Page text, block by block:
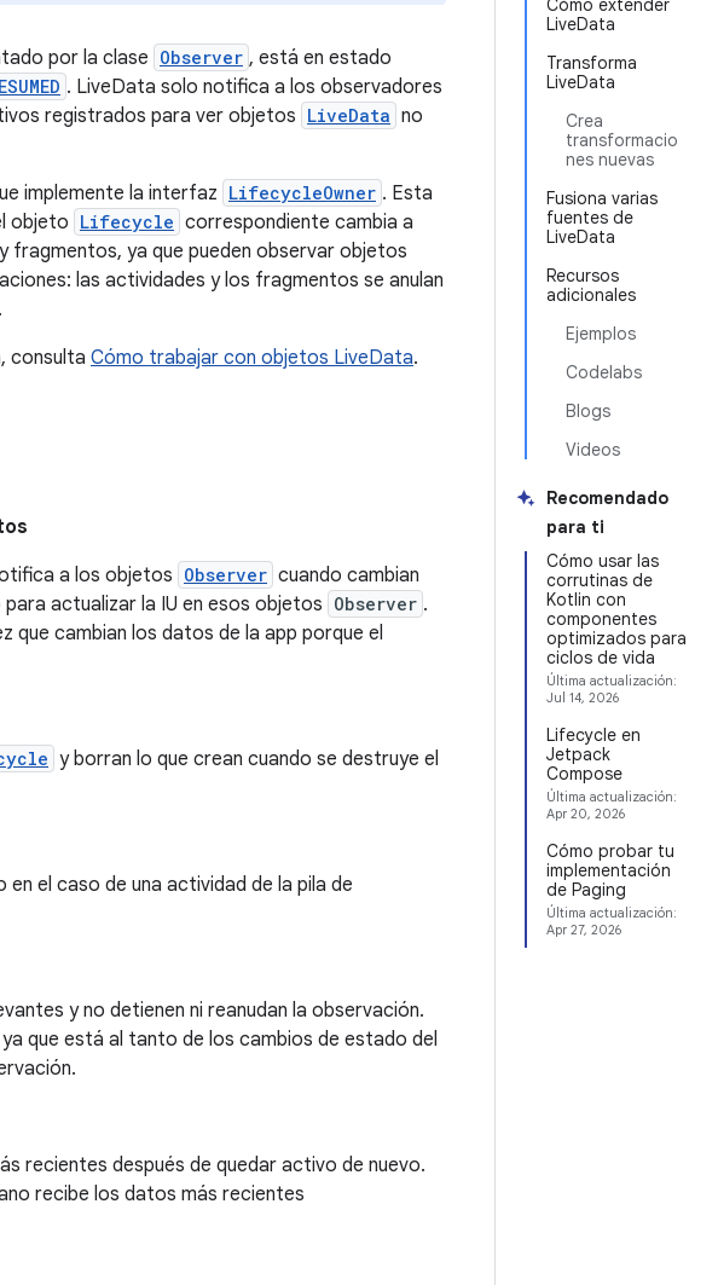
Cómo extender
LiveData
Transforma
LiveData
Crea
transformacio
nes nuevas
Fusiona varias
fuentes de
LiveData
Recursos
adicionales
Ejemplos
Codelabs
Blogs
Videos
Recomendado
para ti
Cómo usar las
corrutinas de
Kotlin con
componentes
optimizados para
ciclos de vida
Última actualización:
Jul 14, 2026
Lifecycle en
Jetpack
Compose
Última actualización:
Apr 20, 2026
Cómo probar tu
implementación
de Paging
Última actualización:
Apr 27, 2026
por la clase Observer , está en estado
. LiveData solo notifica a los observadores
registrados para ver objetos LiveData no
implemente la interfaz LifecycleOwner . Esta
objeto Lifecycle correspondiente cambia a
fragmentos, ya que pueden observar objetos
las actividades y los fragmentos se anulan
consulta Cómo trabajar con objetos LiveData.
a los objetos Observer cuando cambian
actualizar la IU en esos objetos Observer .
que cambian los datos de la app porque el
y borran lo que crean cuando se destruye el
el caso de una actividad de la pila de
y no detienen ni reanudan la observación.
que está al tanto de los cambios de estado del
recientes después de quedar activo de nuevo.
recibe los datos más recientes